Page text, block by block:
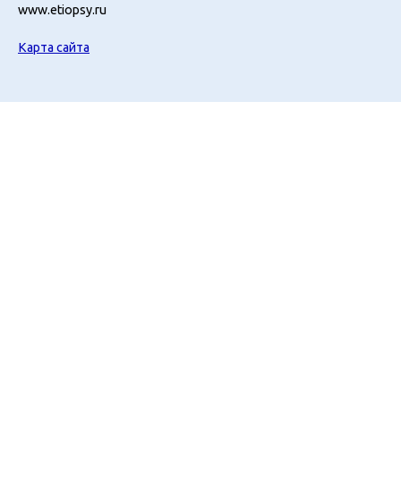
www.etiopsy.ru
Карта сайта